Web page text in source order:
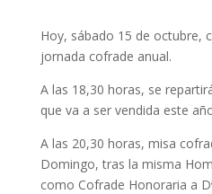
Hoy, sábado 15 de octubre,
jornada cofrade anual.
A las 18,30 horas, se
que va a ser vendida este
A las 20,30 horas, misa
Domingo, tras la misma
como Cofrade Honoraria a